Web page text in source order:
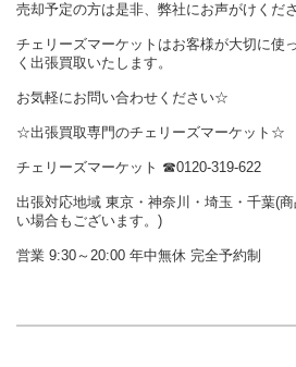
売却予定の方は是非、弊社にお声がけくださ
チェリーズマーケットはお客様が大切に使
く出張買取いたします。
お気軽にお問い合わせください☆
☆出張買取専門のチェリーズマーケット☆
チェリーズマーケット ☎︎0120-319-622
出張対応地域 東京・神奈川・埼玉・千葉(
い場合もございます。)
営業 9:30～20:00 年中無休 完全予約制